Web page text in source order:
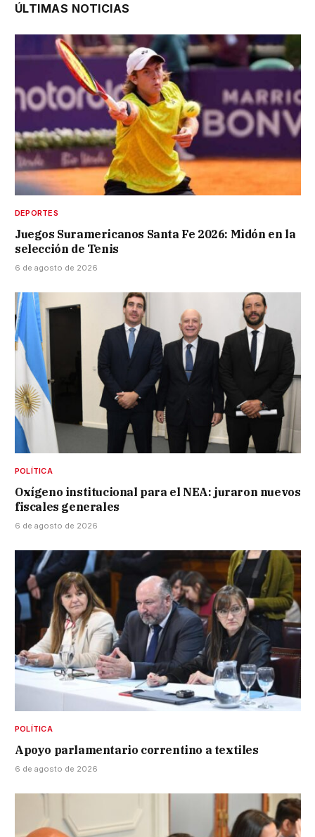
ÚLTIMAS NOTICIAS
DEPORTES
Juegos Suramericanos Santa Fe 2026: Midón en la
selección de Tenis
6 de agosto de 2026
POLÍTICA
Oxígeno institucional para el NEA: juraron nuevos
fiscales generales
6 de agosto de 2026
POLÍTICA
Apoyo parlamentario correntino a textiles
6 de agosto de 2026